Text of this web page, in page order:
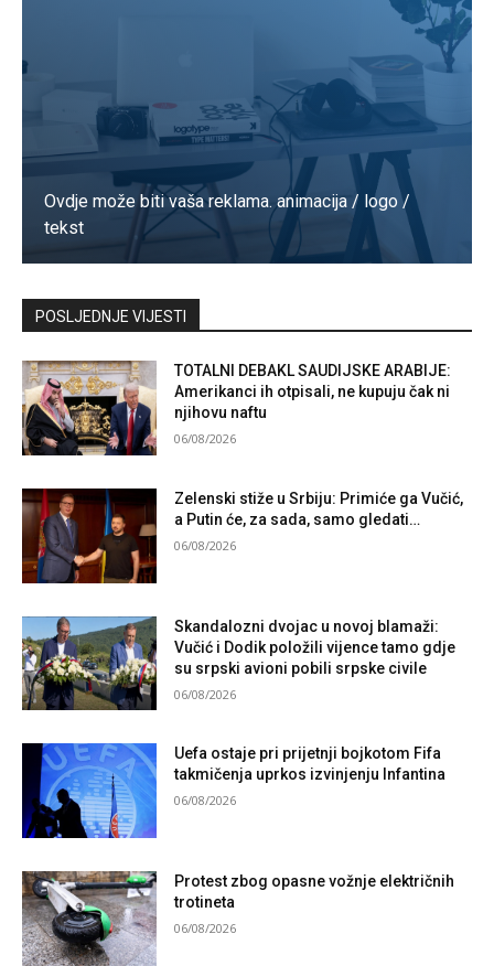
Ovdje može biti vaša reklama. animacija / logo /
tekst
Kontaktirajte nas
POSLJEDNJE VIJESTI
TOTALNI DEBAKL SAUDIJSKE ARABIJE:
Amerikanci ih otpisali, ne kupuju čak ni
njihovu naftu
06/08/2026
Zelenski stiže u Srbiju: Primiće ga Vučić,
a Putin će, za sada, samo gledati…
06/08/2026
Skandalozni dvojac u novoj blamaži:
Vučić i Dodik položili vijence tamo gdje
su srpski avioni pobili srpske civile
06/08/2026
Uefa ostaje pri prijetnji bojkotom Fifa
takmičenja uprkos izvinjenju Infantina
06/08/2026
Protest zbog opasne vožnje električnih
trotineta
06/08/2026